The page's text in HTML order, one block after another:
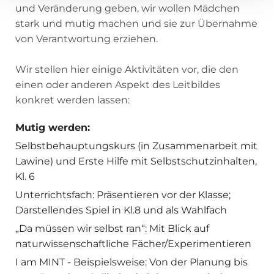
und Veränderung geben, wir wollen Mädchen
stark und mutig machen und sie zur Übernahme
von Verantwortung erziehen.
Wir stellen hier einige Aktivitäten vor, die den
einen oder anderen Aspekt des Leitbildes
konkret werden lassen:
Mutig werden:
Selbstbehauptungskurs (in Zusammenarbeit mit
Lawine) und Erste Hilfe mit Selbstschutzinhalten,
Kl. 6
Unterrichtsfach: Präsentieren vor der Klasse;
Darstellendes Spiel in Kl.8 und als Wahlfach
„Da müssen wir selbst ran“: Mit Blick auf
naturwissenschaftliche Fächer/Experimentieren
I am MINT - Beispielsweise: Von der Planung bis